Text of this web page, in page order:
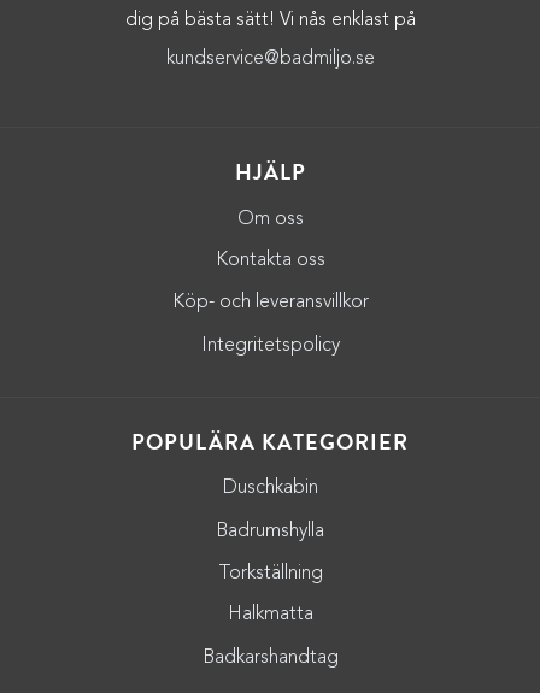
dig på bästa sätt! Vi nås enklast på
kundservice@badmiljo.se
HJÄLP
Om oss
Kontakta oss
Köp- och leveransvillkor
Integritetspolicy
POPULÄRA KATEGORIER
Duschkabin
Badrumshylla
Torkställning
Halkmatta
Badkarshandtag